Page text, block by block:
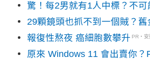
驚！每2男就有1人中標？不可
29顆鏡頭也抓不到一個賊？
報復性熬夜 癌細胞數攀升 PR・
原來 Windows 11 會出賣你